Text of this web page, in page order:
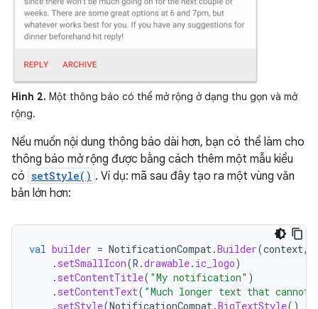
Hình 2. Một thông báo có thể mở rộng ở dạng thu gọn và mở
rộng.
Nếu muốn nội dung thông báo dài hơn, bạn có thể làm cho
thông báo mở rộng được bằng cách thêm một mẫu kiểu
có setStyle() . Ví dụ: mã sau đây tạo ra một vùng văn
bản lớn hơn:
val builder = NotificationCompat.Builder(context,
. setSmallIcon(R .drawable. ic_logo)
. setContentTitle( "My notification" )
. setContentText( "Much longer text that
. setStyle(NotificationCompat .BigTextStyle()